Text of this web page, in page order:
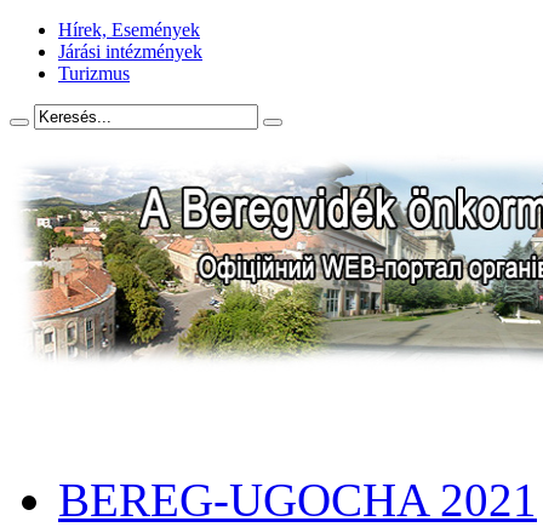
Hírek, Események
Járási intézmények
Turizmus
BEREG-UGOCHA 2021